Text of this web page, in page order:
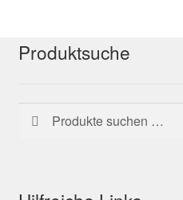
Produktsuche
Suchen
nach:
Suchen